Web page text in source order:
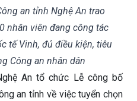
an tỉnh Nghệ An trao
nhân viên đang công tác
tế Vinh, đủ điều kiện, tiêu
Công an nhân dân
An tổ chức Lễ công bố
an tỉnh về việc tuyển chọn